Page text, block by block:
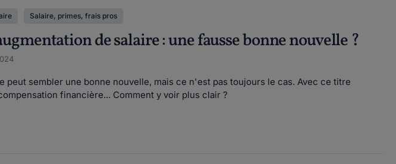
Salaire, primes, frais pros
de salaire : une fausse bonne nouvelle ?
peut sembler une bonne nouvelle, mais ce n'est pas toujours le cas. Avec ce titre
financière... Comment y voir plus clair ?